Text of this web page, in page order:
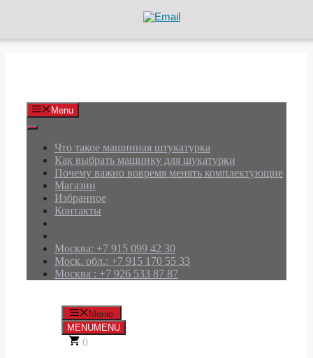
Menu
Что такое машинная штукатурка
Как выбрать машинку для шукатурки
Почему важно вовремя менять комплектующие
Магазин
Избранное
Контакты
Москва: +7 915 099 42 30
Моск. обл.: +7 915 170 55 33
Москва : +7 926 533 87 87
Меню
MENUMENU
0